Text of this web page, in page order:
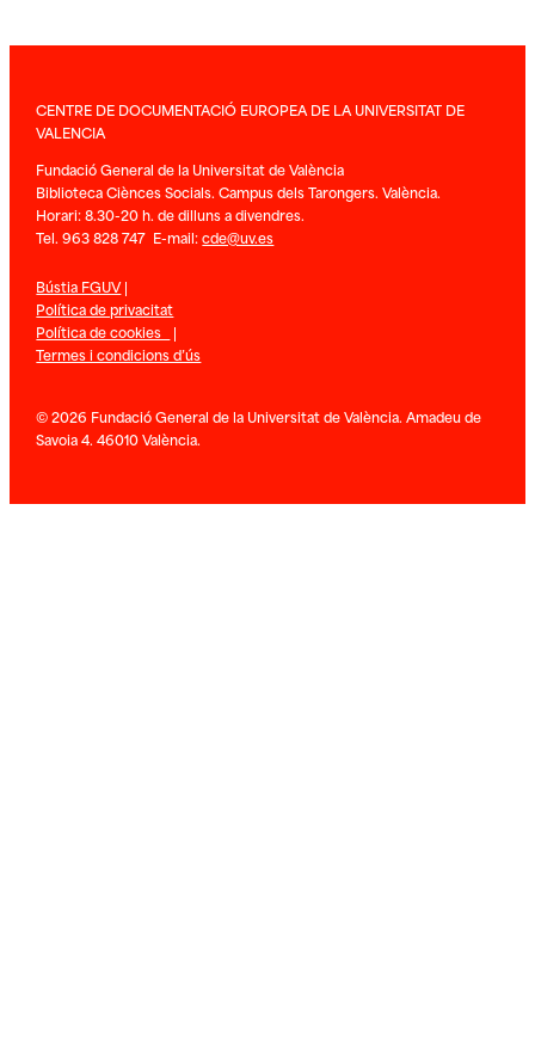
CENTRE DE DOCUMENTACIÓ EUROPEA DE LA UNIVERSITAT DE
VALENCIA
Fundació General de la Universitat de València
Biblioteca Ciènces Socials. Campus dels Tarongers. València.
Horari: 8.30-20 h. de dilluns a divendres.
Tel. 963 828 747 E-mail:cde@uv.es
Bústia FGUV|
Política de privacitat
Política de cookies |
Termes i condicions d’ús
© 2026 Fundació General de la Universitat de València. Amadeu de
Savoia 4. 46010 València.